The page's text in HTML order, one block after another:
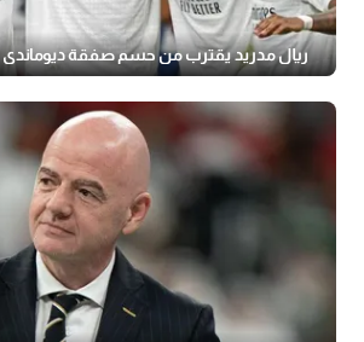
ريال مدريد يقترب من حسم صفقة ديوماندي